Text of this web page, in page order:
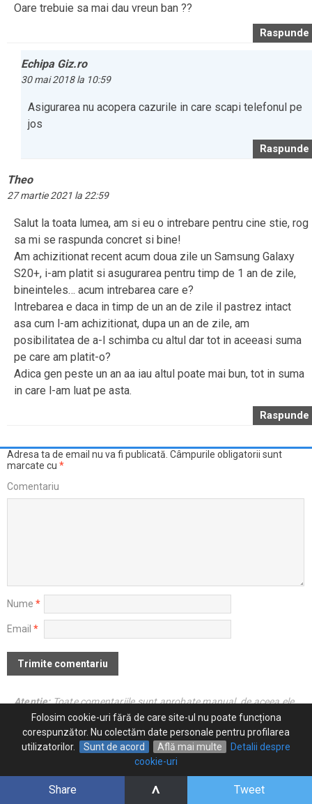
Share ^ Tweet
Oare trebuie sa mai dau vreun ban ??
Raspunde
Echipa Giz.ro
30 mai 2018 la 10:59
Asigurarea nu acopera cazurile in care scapi telefonul pe
jos
Raspunde
Theo
27 martie 2021 la 22:59
Salut la toata lumea, am si eu o intrebare pentru cine stie, rog
sa mi se raspunda concret si bine!
Am achizitionat recent acum doua zile un Samsung Galaxy
S20+, i-am platit si asugurarea pentru timp de 1 an de zile,
bineinteles… acum intrebarea care e?
Intrebarea e daca in timp de un an de zile il pastrez intact
asa cum l-am achizitionat, dupa un an de zile, am
posibilitatea de a-l schimba cu altul dar tot in aceeasi suma
pe care am platit-o?
Adica gen peste un an aa iau altul poate mai bun, tot in suma
in care l-am luat pe asta.
Raspunde
Adresa ta de email nu va fi publicată. Câmpurile obligatorii sunt
marcate cu *
Comentariu
Nume *
Email *
Atenţie:Toate comentariile sunt aprobate manual, de aceea ele
vor apărea cu o mică întârziere pe site, atât timp cât respectă
regulile bunului simţ.
ULTIMELE REVIEWURI
Folosim cookie-uri fără de care site-ul nu poate funcționa
corespunzător. Nu colectăm date personale pentru profilarea
utilizatorilor.
Sunt de acord Află mai multe
Detalii despre
cookie-uri